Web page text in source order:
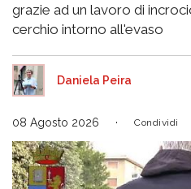
grazie ad un lavoro di
cerchio intorno all'evaso
Daniela Peira
08 Agosto 2026 Condividi